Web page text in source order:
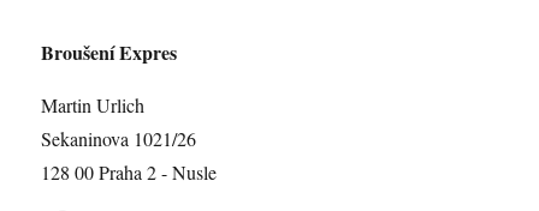
Broušení Expres
Martin Urlich
Sekaninova 1021/26
128 00 Praha 2 - Nusle